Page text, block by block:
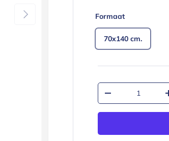
Nächste
Formaat
70x140 cm.
Anzahl
Menge verringern